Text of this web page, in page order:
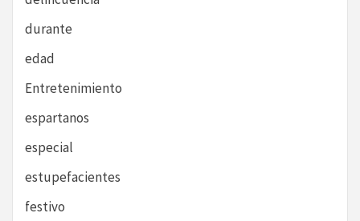
durante
edad
Entretenimiento
espartanos
especial
estupefacientes
festivo